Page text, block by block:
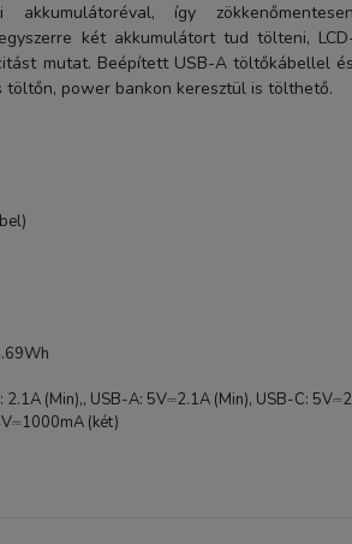
így
két akkumulátort tud tölteni,
mutat. Beépített USB-A töltőkábellel
töltőn, power bankon keresztül is tölthető.
(Min),, USB-A: 5V⎓2.1A (Min), USB-C:
(két)